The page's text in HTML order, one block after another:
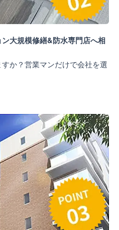
大規模修繕&防水専門店へ相
か？営業マンだけで会社を選